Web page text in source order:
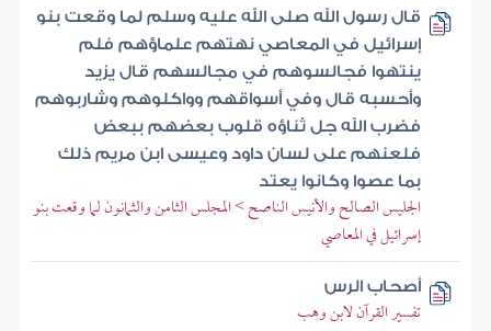
قال رسول الله صلى الله عليه وسلم لما وقعت بنو
إسرائيل في المعاصي نهتهم علماؤهم فلم
ينتهوا فجالسوهم في مجالسهم قال يزيد
وأحسبه قال وفي أسواقهم وواكلوهم وشاربوهم
فضرب الله جل ثناؤه قلوب بعضهم ببعض
فلعنهم على لسان داود وعيسى ابن مريم ذلك
بما عصوا وكانوا يعتد
الجليس الصالح والأنيس الناصح > المجلس الثامن والثمانون لما وقعت بنو
إسرائيل في المعاصي
أصحاب الرس
تفسير القرآن لابن وهب